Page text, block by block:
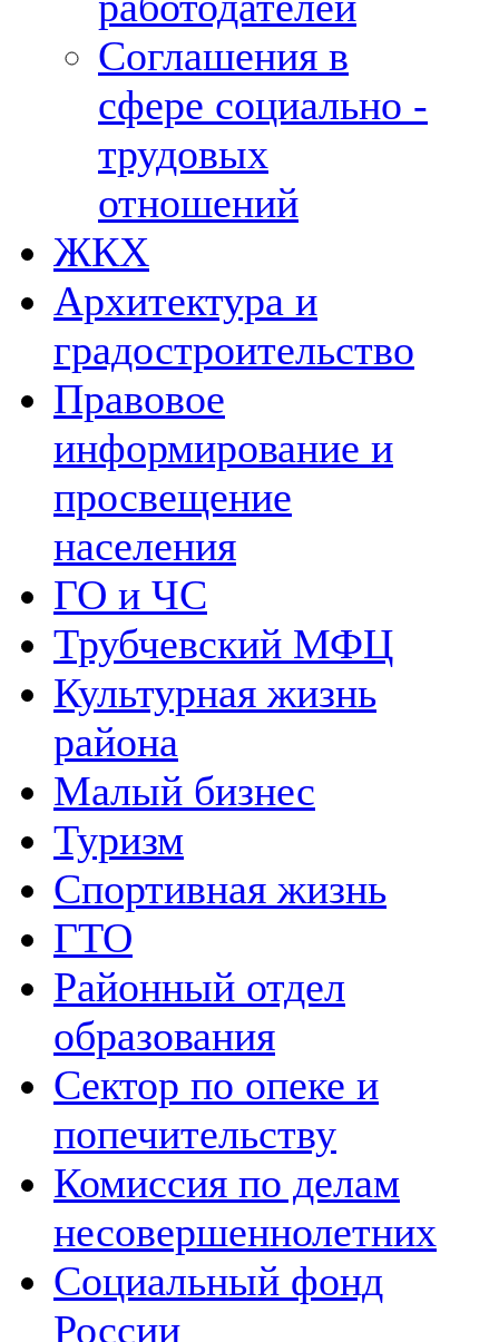
Соглашения в
сфере социально -
трудовых
отношений
ЖКХ
Архитектура и
градостроительство
Правовое
информирование и
просвещение
населения
ГО и ЧС
Трубчевский МФЦ
Культурная жизнь
района
Малый бизнес
Туризм
Спортивная жизнь
ГТО
Районный отдел
образования
Сектор по опеке и
попечительству
Комиссия по делам
несовершеннолетних
Социальный фонд
России